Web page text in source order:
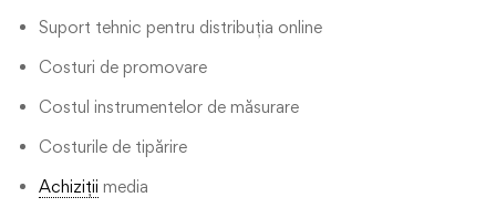
Suport tehnic pentru distribuția online
Costuri de promovare
Costul instrumentelor de măsurare
Costurile de tipărire
Achiziții media